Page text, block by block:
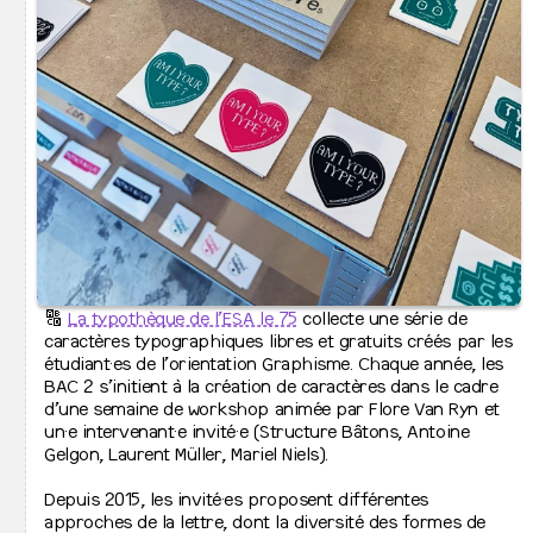
↦
Emplois vacants
↦
Vie étudiante
↦ ⇒ Conseil Étudiant·e
↦ ⇒ Aide aux étudiant·es
↦ ⇒ Organisation des études
↦ ⇒ Agendas
↦ ⇒ Accès à la bibliothèque
↦ ⇒ Accès au Printlab
↦ ⇒
La Collec
↦
Projets phares
↦
Activités de l’école
↦
⇒ Actualités
↦
⇒ Archives
Colophon
Instagram Facebook
⇋ Activités de l’école
Exposition des jurys de fin d’étude 2026
Les bacheliers de 3e année s’exposent à LaVallée.
05.06.2026 > 07.06.2025
🔠La typothèque de l’ESA le 75collecte une série de
caractères typographiques libres et gratuits créés par les
étudiant·es de l’orientation Graphisme. Chaque année, les
BAC 2 s’initient à la création de caractères dans le cadre
d’une semaine de workshop animée par Flore Van Ryn et
un·e intervenant·e invité·e (Structure Bâtons, Antoine
Gelgon, Laurent Müller, Mariel Niels).
Depuis 2015, les invité·es proposent différentes
approches de la lettre, dont la diversité des formes de